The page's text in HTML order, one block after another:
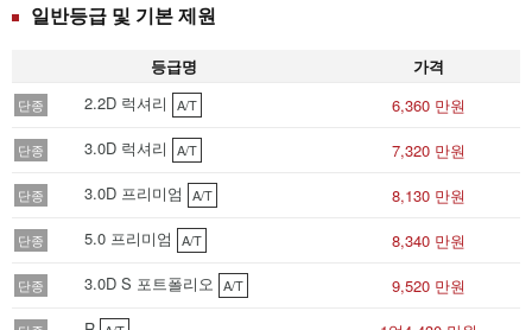
일반등급 및 기본 제원
등급명 가격
단종 2.2D 럭셔리 A/T 6,360 만원
단종 3.0D 럭셔리 A/T 7,320 만원
단종 3.0D 프리미엄 A/T 8,130 만원
단종 5.0 프리미엄 A/T 8,340 만원
단종 3.0D S 포트폴리오 A/T 9,520 만원